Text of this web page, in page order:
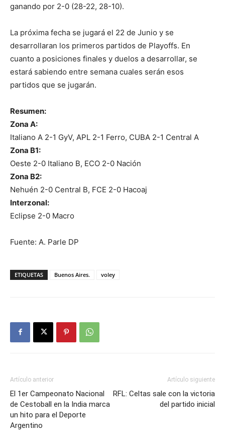
ganando por 2-0 (28-22, 28-10).
La próxima fecha se jugará el 22 de Junio y se
desarrollaran los primeros partidos de Playoffs. En
cuanto a posiciones finales y duelos a desarrollar, se
estará sabiendo entre semana cuales serán esos
partidos que se jugarán.
Resumen:
Zona A:
Italiano A 2-1 GyV, APL 2-1 Ferro, CUBA 2-1 Central A
Zona B1:
Oeste 2-0 Italiano B, ECO 2-0 Nación
Zona B2:
Nehuén 2-0 Central B, FCE 2-0 Hacoaj
Interzonal:
Eclipse 2-0 Macro
Fuente: A. Parle DP
ETIQUETAS Buenos Aires. voley
Artículo anterior
El 1er Campeonato Nacional
de Cestoball en la India marca
un hito para el Deporte
Argentino
Artículo siguiente
RFL: Celtas sale con la victoria
del partido inicial